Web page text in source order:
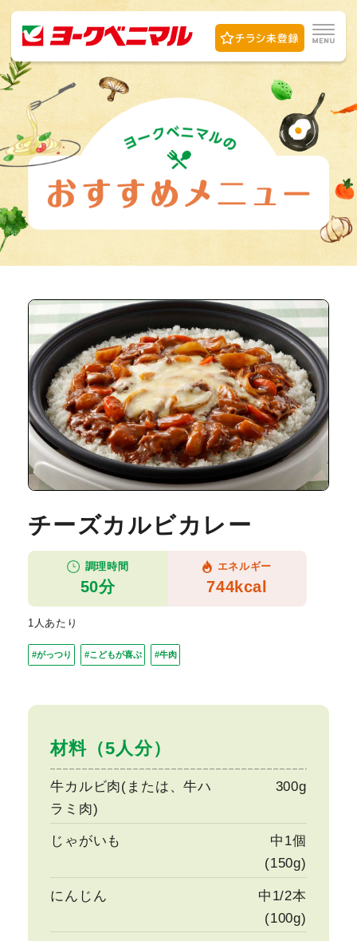
材料（5人分）
牛カルビ肉(または、牛ハ
ラミ肉)
300g
じゃがいも
中1個
(150g)
にんじん
中1/2本
(100g)
チーズカルビカレー
調理時間
50分
エネルギー
744kcal
1人あたり
#がっつり #こどもが喜ぶ #牛肉